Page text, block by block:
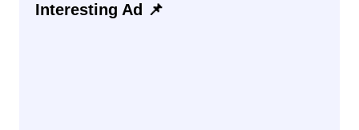
Interesting Ad 📌